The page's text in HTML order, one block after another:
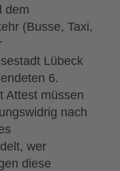
dem
(Busse, Taxi,
Lübeck
6.
Attest müssen
nach
wer
diese